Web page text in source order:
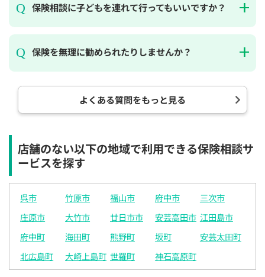
保険相談に子どもを連れて行ってもいいですか？
保険を無理に勧められたりしませんか？
よくある質問をもっと見る
店舗のない以下の地域で利用できる保険相談サ
ービスを探す
呉市 竹原市 福山市 府中市
三次市
庄原市
大竹市 廿日市市 安芸高田市 江田島市
府中町
海田町 熊野町 坂町
安芸太田町
北広島町
大崎上島町 世羅町 神石高原町